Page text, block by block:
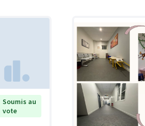
Soumis au
vote